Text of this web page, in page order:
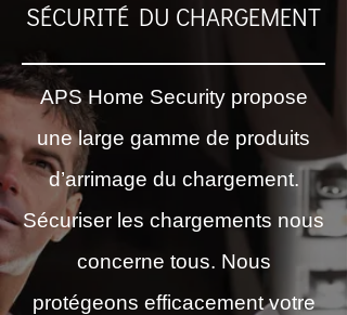
SÉCURITÉ DU CHARGEMENT
APS Home Security propose
une large gamme de produits
d’arrimage du chargement.
Sécuriser les chargements nous
concerne tous. Nous
protégeons efficacement votre